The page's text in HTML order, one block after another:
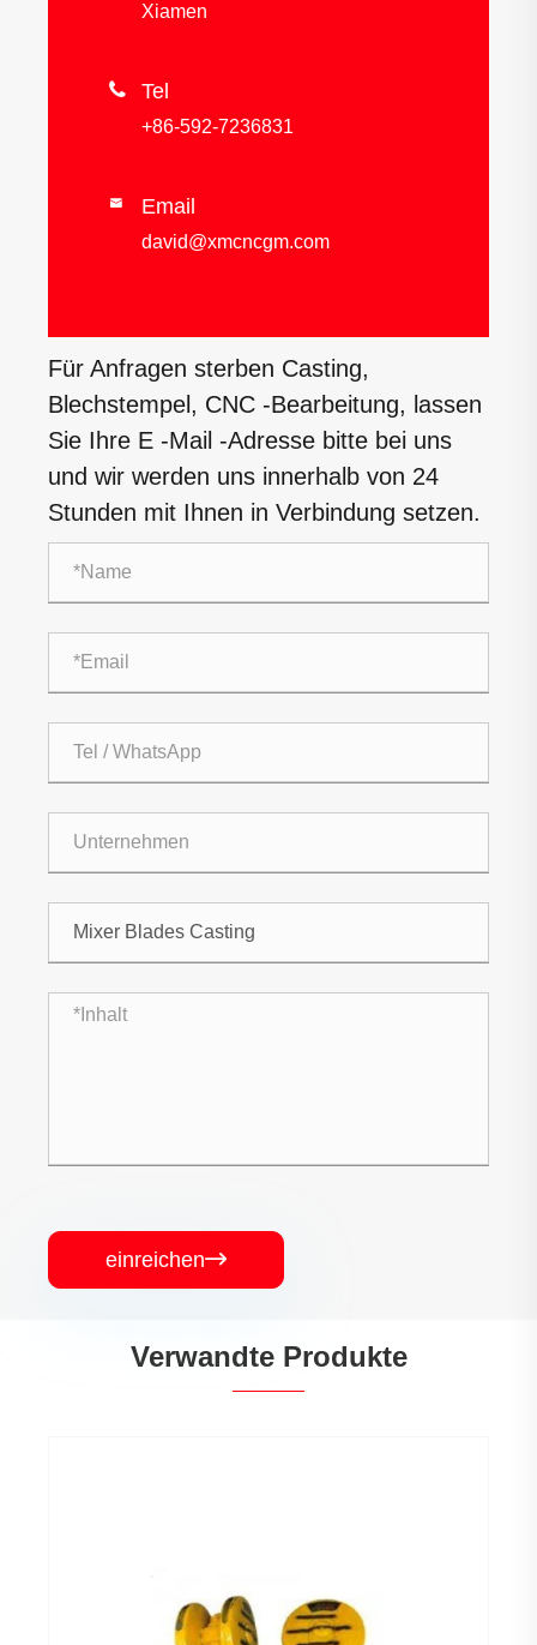
Xiamen
 Tel
+86-592-7236831
 Email
david@xmcncgm.com
Für Anfragen sterben Casting,
Blechstempel, CNC -Bearbeitung, lassen
Sie Ihre E -Mail -Adresse bitte bei uns
und wir werden uns innerhalb von 24
Stunden mit Ihnen in Verbindung setzen.
einreichen
Verwandte Produkte